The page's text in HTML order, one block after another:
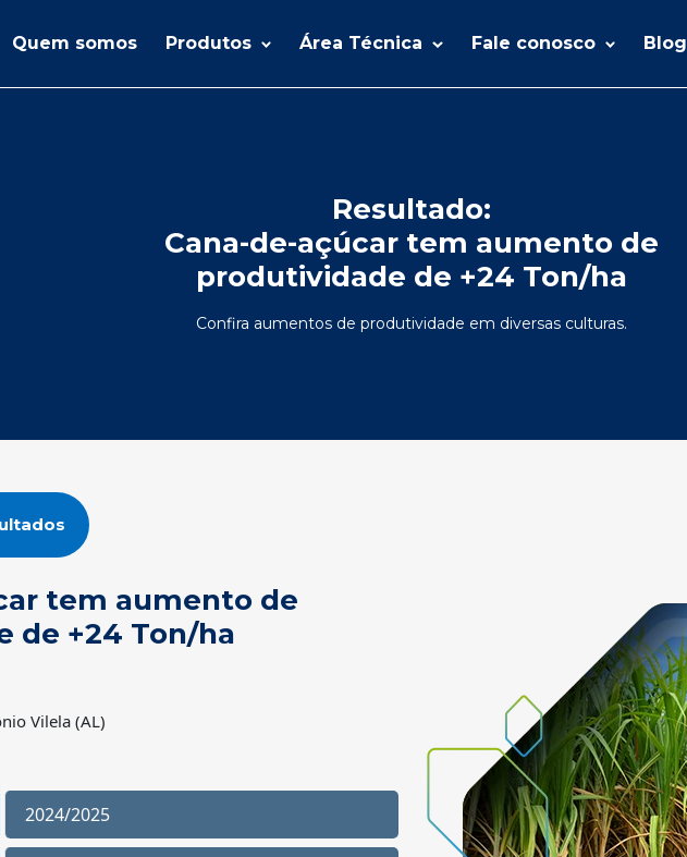
Quem somos Produtos Área Técnica Fale conosco Blog
Resultado:
Cana-de-açúcar tem aumento de
produtividade de +24 Ton/ha
Confira aumentos de produtividade em diversas culturas.
tem aumento de
de +24 Ton/ha
Vilela (AL)
2024/2025